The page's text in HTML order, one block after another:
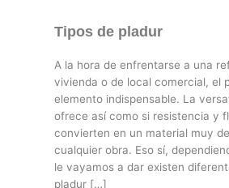
Tipos de pladur
A la hora de enfrentarse a una
vivienda o de local comercial, el
elemento indispensable. La
ofrece así como si resistencia y
convierten en un material muy
cualquier obra. Eso sí,
le vayamos a dar existen
pladur […]